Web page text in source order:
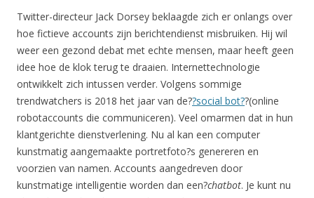
Twitter-directeur Jack Dorsey beklaagde zich er onlangs over
hoe fictieve accounts zijn berichtendienst misbruiken. Hij wil
weer een gezond debat met echte mensen, maar heeft geen
idee hoe de klok terug te draaien. Internettechnologie
ontwikkelt zich intussen verder. Volgens sommige
trendwatchers is 2018 het jaar van de??social bot??(online
robotaccounts die communiceren). Veel omarmen dat in hun
klantgerichte dienstverlening. Nu al kan een computer
kunstmatig aangemaakte portretfoto?s genereren en
voorzien van namen. Accounts aangedreven door
kunstmatige intelligentie worden dan een?chatbot. Je kunt nu